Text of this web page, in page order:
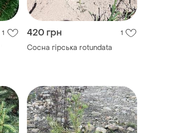
1 420 грн 1
Сосна гірська rotundata